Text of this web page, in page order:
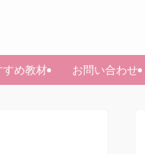
すめ教材 お問い合わせ